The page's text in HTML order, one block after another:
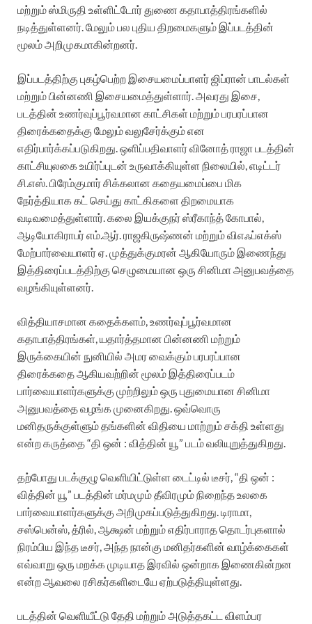
மற்றும் ஸ்மிருதி உள்ளிட்டோர் துணை கதாபாத்திரங்களில்
நடித்துள்ளனர். மேலும் பல புதிய திறமைகளும் இப்படத்தின்
மூலம் அறிமுகமாகின்றனர்.
இப்படத்திற்கு புகழ்பெற்ற இசையமைப்பாளர் ஜிப்ரான் பாடல்கள்
மற்றும் பின்னணி இசையமைத்துள்ளார். அவரது இசை,
படத்தின் உணர்வுப்பூர்வமான காட்சிகள் மற்றும் பரபரப்பான
திரைக்கதைக்கு மேலும் வலுசேர்க்கும் என
எதிர்பார்க்கப்படுகிறது. ஒளிப்பதிவாளர் வினோத் ராஜா படத்தின்
காட்சியுலகை உயிர்ப்புடன் உருவாக்கியுள்ள நிலையில், எடிட்டர்
சி.எஸ். பிரேம்குமார் சிக்கலான கதையமைப்பை மிக
நேர்த்தியாக கட் செய்து காட்கிகளை திறமையாக
வடிவமைத்துள்ளார். கலை இயக்குநர் ஸ்ரீகாந்த் கோபால்,
ஆடியோகிராபர் எம்.ஆர். ராஜகிருஷ்ணன் மற்றும் விஎஃப்எக்ஸ்
மேற்பார்வையாளர் ஏ. முத்துக்குமரன் ஆகியோரும் இணைந்து
இத்திரைப்படத்திற்கு செழுமையான ஒரு சினிமா அனுபவத்தை
வழங்கியுள்ளனர்.
வித்தியாசமான கதைக்களம், உணர்வுப்பூர்வமான
கதாபாத்திரங்கள், யதார்த்தமான பின்னணி மற்றும்
இருக்கையின் நுனியில் அமர வைக்கும் பரபரப்பான
திரைக்கதை ஆகியவற்றின் மூலம் இத்திரைப்படம்
பார்வையாளர்களுக்கு முற்றிலும் ஒரு புதுமையான சினிமா
அனுபவத்தை வழங்க முனைகிறது. ஒவ்வொரு
மனிதருக்குள்ளும் தங்களின் விதியை மாற்றும் சக்தி உள்ளது
என்ற கருத்தை “தி ஒன் : வித்தின் யூ” படம் வலியுறுத்துகிறது.
தற்போது படக்குழு வெளியிட்டுள்ள டைட்டில் டீசர், “தி ஒன் :
வித்தின் யூ” படத்தின் மர்மமும் தீவிரமும் நிறைந்த உலகை
பார்வையாளர்களுக்கு அறிமுகப்படுத்துகிறது. டிராமா,
சஸ்பென்ஸ், த்ரில், ஆக்ஷன் மற்றும் எதிர்பாராத தொடர்புகளால்
நிரம்பிய இந்த டீசர், அந்த நான்கு மனிதர்களின் வாழ்க்கைகள்
எவ்வாறு ஒரு மறக்க முடியாத இரவில் ஒன்றாக இணைகின்றன
என்ற ஆவலை ரசிகர்களிடையே ஏற்படுத்தியுள்ளது.
படத்தின் வெளியீட்டு தேதி மற்றும் அடுத்தகட்ட விளம்பர